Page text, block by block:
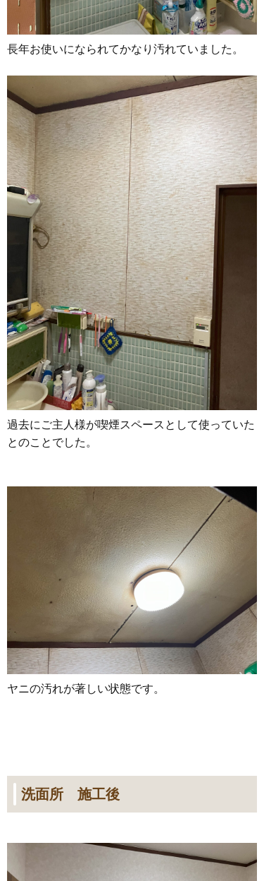
長年お使いになられてかなり汚れていました。
過去にご主人様が喫煙スペースとして使っていた
とのことでした。
ヤニの汚れが著しい状態です。
洗面所 施工後